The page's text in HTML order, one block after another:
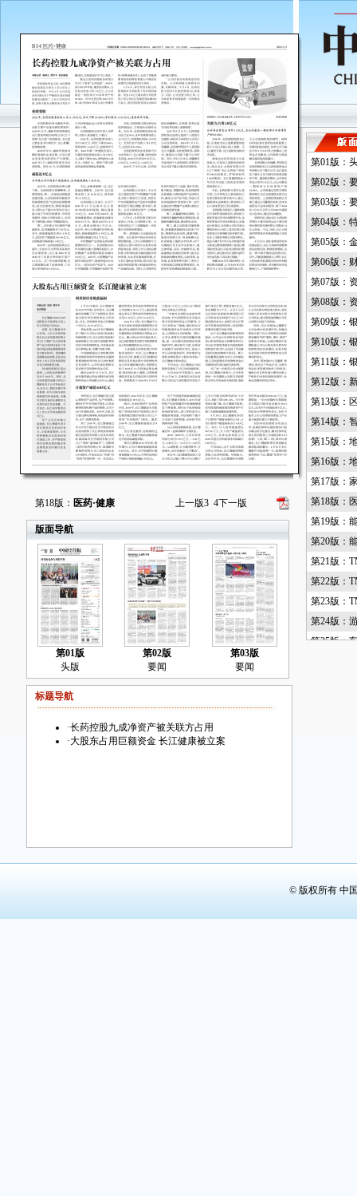
第18版： 医药·健康 上一版3 4下一版
版面导航
第01版
头版
第02版
要闻
第03版
要闻
标题导航
·长药控股九成净资产被关联方占用
·大股东占用巨额资金 长江健康被立案
第01版：
第02版：
第03版：
第04版：
第05版：
第06版：
第07版：
第08版：
第09版：
第10版：
第11版：
第12版：
第13版：
第14版：
第15版：
第16版：
第17版：
第18版：
第19版：
第20版：
第21版：
第22版：
第23版：
第24版：
第25版：
© 版权所有 中